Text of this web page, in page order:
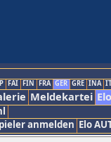
FAI FIN FRA GER GRE INA
Meldekartei
anmelden Elo